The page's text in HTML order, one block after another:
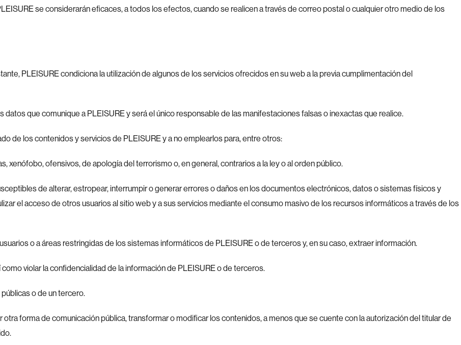
se considerarán eficaces, a todos los efectos, cuando se realicen a través de correo postal o cualquier otro medio de los
PLEISURE condiciona la utilización de algunos de los servicios ofrecidos en su web a la previa cumplimentación del
que comunique a PLEISURE y será el único responsable de las manifestaciones falsas o inexactas que realice.
de los contenidos y servicios de PLEISURE y a no emplearlos para, entre otros:
xenófobo, ofensivos, de apología del terrorismo o, en general, contrarios a la ley o al orden público.
de alterar, estropear, interrumpir o generar errores o daños en los documentos electrónicos, datos o sistemas físicos y
el acceso de otros usuarios al sitio web y a sus servicios mediante el consumo masivo de los recursos informáticos a través de los
o a áreas restringidas de los sistemas informáticos de PLEISURE o de terceros y, en su caso, extraer información.
violar la confidencialidad de la información de PLEISURE o de terceros.
o de un tercero.
forma de comunicación pública, transformar o modificar los contenidos, a menos que se cuente con la autorización del titular de